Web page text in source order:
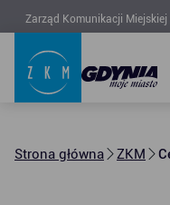
Zarząd Komunikacji Miejskiej
Strona główna ZKM